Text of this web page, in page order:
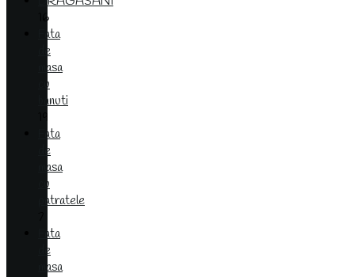
16
Fata
de
masa
cu
banuti
Fata
de
masa
cu
patratele
Fata
de
masa